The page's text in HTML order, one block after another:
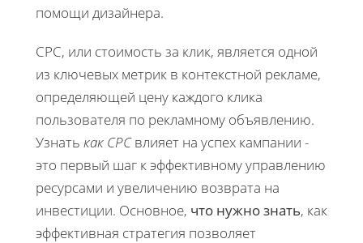
помощи дизайнера.
CPC, или стоимость за клик, является одной
из ключевых метрик в контекстной рекламе,
определяющей цену каждого клика
пользователя по рекламному объявлению.
Узнать как CPCвлияет на успех кампании -
это первый шаг к эффективному управлению
ресурсами и увеличению возврата на
инвестиции. Основное, что нужно знать, как
эффективная стратегия позволяет